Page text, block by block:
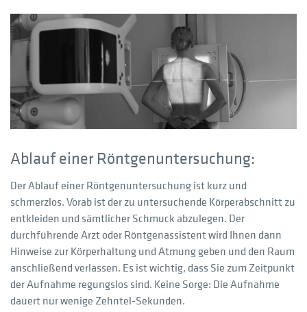
Ablauf einer Röntgenuntersuchung:
Der Ablauf einer Röntgenuntersuchung ist kurz und
schmerzlos. Vorab ist der zu untersuchende Körperabschnitt zu
entkleiden und sämtlicher Schmuck abzulegen. Der
durchführende Arzt oder Röntgenassistent wird Ihnen dann
Hinweise zur Körperhaltung und Atmung geben und den Raum
anschließend verlassen. Es ist wichtig, dass Sie zum Zeitpunkt
der Aufnahme regungslos sind. Keine Sorge: Die Aufnahme
dauert nur wenige Zehntel-Sekunden.